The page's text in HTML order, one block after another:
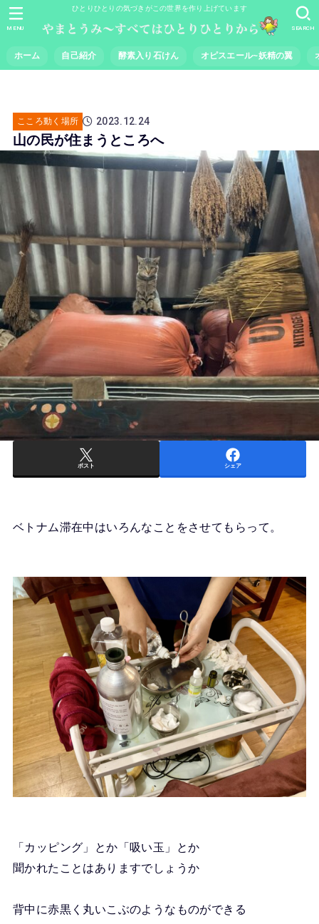
ひとりひとりの気づきがこの世界を作り上げています
ホーム 自己紹介 酵素入り石けん オピスエール~妖精の翼
SEARCH
MENU
こころ動く場所 2023.12.24
山の民が住まうところへ
ポスト シェア
ベトナム滞在中はいろんなことをさせてもらって。
「カッピング」とか「吸い玉」とか
聞かれたことはありますでしょうか
背中に赤黒く丸いこぶのようなものができる